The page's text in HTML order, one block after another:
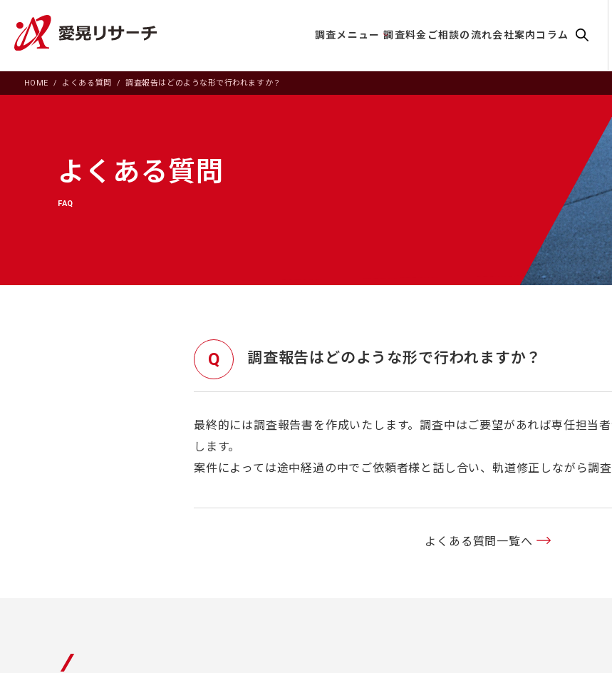
調査メニュー 調査料金 ご相談の流れ会社案内コラム
よくある質問
FAQ
HOME よくある質問 調査報告はどのような形で行われますか？
調査報告はどのような形で行われますか？
最終的には調査報告書を作成いたします。調査中はご要望があれば専任担当
します。
案件によっては途中経過の中でご依頼者様と話し合い、軌道修正しながら調査
よくある質問一覧へ